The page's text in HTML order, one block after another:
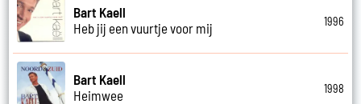
Bart Kaell
Heb jij een vuurtje voor mij
1996
Bart Kaell
Heimwee
1998